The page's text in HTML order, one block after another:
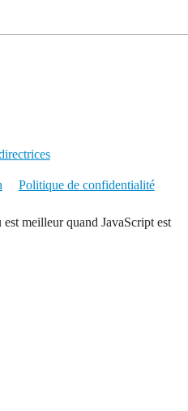
Politique de confidentialité
est meilleur quand JavaScript est